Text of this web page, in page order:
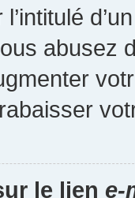
le lien e-